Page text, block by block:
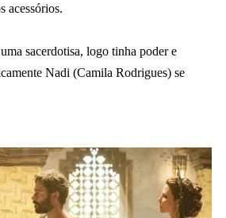
acessórios.
sacerdotisa, logo tinha poder e
Nadi (Camila Rodrigues) se